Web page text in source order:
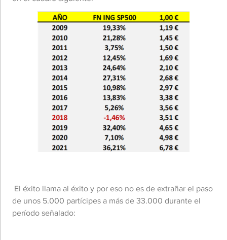
El éxito llama al éxito y por eso no es de extrañar el paso
de unos 5.000 partícipes a más de 33.000 durante el
período señalado: